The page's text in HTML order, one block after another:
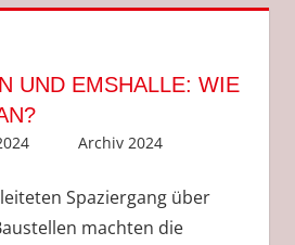
UND EMSHALLE: WIE
Anke Hackethal
Archiv 2024
Spaziergang über
machten die